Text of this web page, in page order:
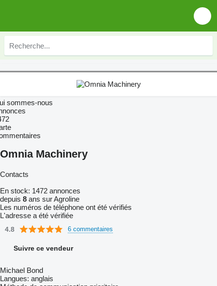
sommes-nous
Omnia Machinery
Contacts
En stock: 1472 annonces
depuis 8 ans sur Agroline
Les numéros de téléphone ont été vérifiés
L'adresse a été vérifiée
4.8 6 commentaires
Suivre ce vendeur
Michael Bond
Langues: anglais